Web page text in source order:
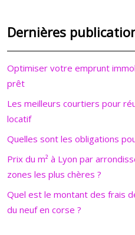
Dernières
Optimiser votre emprunt
prêt
Les meilleurs courtiers pour
locatif
Quelles sont les obligations
Prix du m² à Lyon par
zones les plus chères ?
Quel est le montant des frais
du neuf en corse ?